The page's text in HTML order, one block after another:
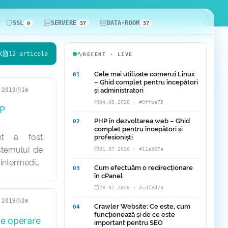
SSL 9 SERVERE 37 DATA-ROOM 37
12 articole
1m
a fost
de
de
2m
operare
RECENT · LIVE
01
Cele mai utilizate comenzi Linux
– Ghid complet pentru începători
și administratori
04.08.2026 · #9ffba75
02
PHP în dezvoltarea web – Ghid
complet pentru începători și
profesioniști
31.07.2026 · #11a567a
03
Cum efectuăm o redirecționare
în cPanel
28.07.2026 · #cdf3d73
04
Crawler Website: Ce este, cum
funcționează și de ce este
important pentru SEO